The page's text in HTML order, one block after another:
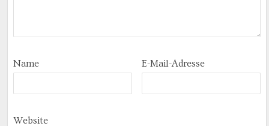
Name E-Mail-Adresse
Website